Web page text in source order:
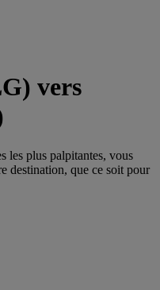
vers
les plus palpitantes, vous
destination, que ce soit pour